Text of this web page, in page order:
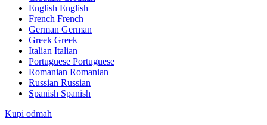
English English
French French
German German
Greek Greek
Italian Italian
Portuguese Portuguese
Romanian Romanian
Russian Russian
Spanish Spanish
Kupi odmah